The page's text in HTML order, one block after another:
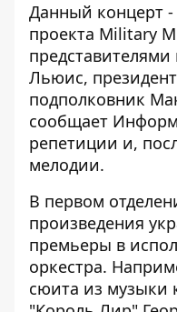
Данный концерт
проекта Military
представителями
Льюис,
подполковник
сообщает
репетиции и,
мелодии.
В первом
произведения
премьеры в
оркестра.
сюита из музыки